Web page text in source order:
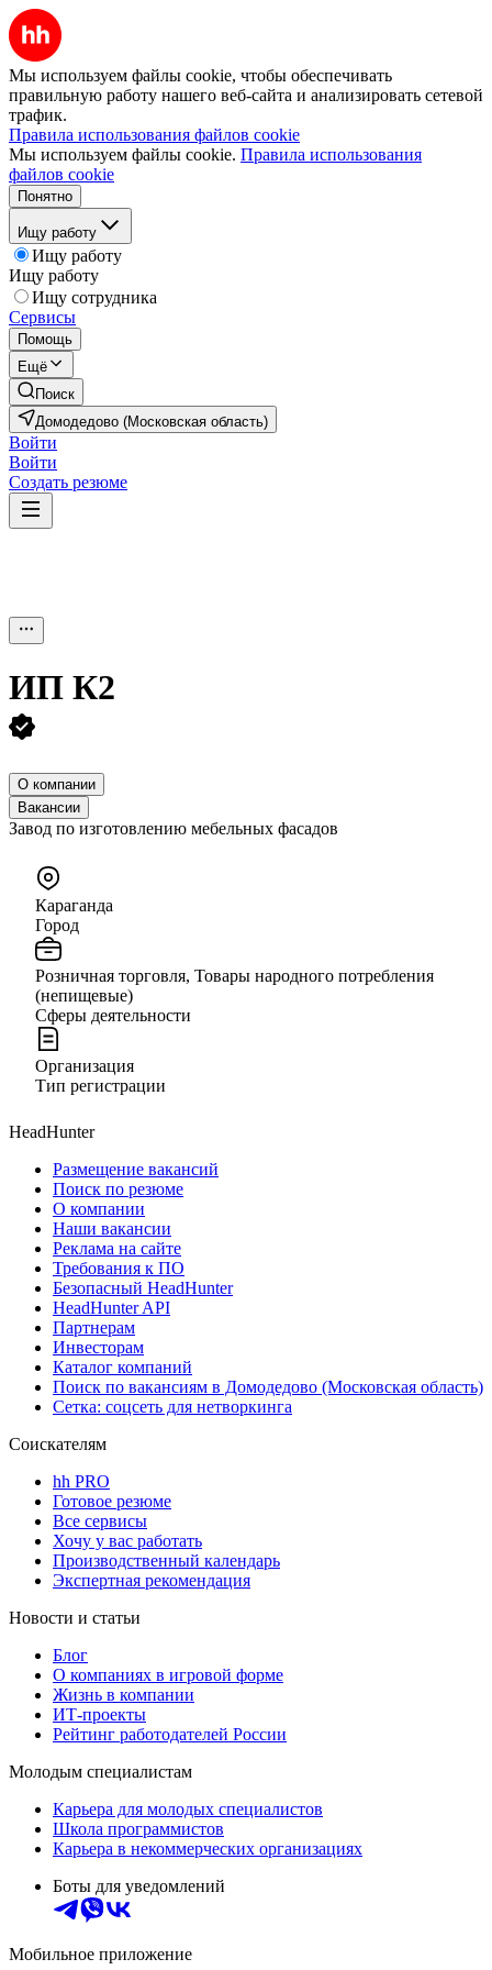
Мы используем файлы cookie, чтобы обеспечивать
правильную работу нашего веб-сайта и анализировать сетевой
трафик.
Правила использования файлов cookie
Мы используем файлы cookie. Правила использования
файлов cookie
Понятно
Ищу работу
Ищу работу
Ищу работу
Ищу сотрудника
Сервисы
Помощь
Ещё
Поиск
Домодедово (Московская область)
Войти
Войти
Создать резюме
ИП К2
О компании
Вакансии
Завод по изготовлению мебельных фасадов
Караганда
Город
Розничная торговля, Товары народного потребления
(непищевые)
Сферы деятельности
Организация
Тип регистрации
HeadHunter
Размещение вакансий
Поиск по резюме
О компании
Наши вакансии
Реклама на сайте
Требования к ПО
Безопасный HeadHunter
HeadHunter API
Партнерам
Инвесторам
Каталог компаний
Поиск по вакансиям в Домодедово (Московская область)
Сетка: соцсеть для нетворкинга
Соискателям
hh PRO
Готовое резюме
Все сервисы
Хочу у вас работать
Производственный календарь
Экспертная рекомендация
Новости и статьи
Блог
О компаниях в игровой форме
Жизнь в компании
ИТ-проекты
Рейтинг работодателей России
Молодым специалистам
Карьера для молодых специалистов
Школа программистов
Карьера в некоммерческих организациях
Боты для уведомлений
Мобильное приложение